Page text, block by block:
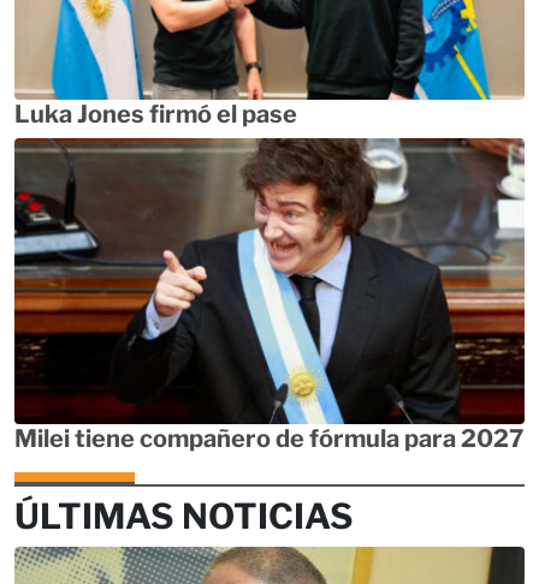
Luka Jones firmó el pase
Milei tiene compañero de fórmula para 2027
ÚLTIMAS NOTICIAS